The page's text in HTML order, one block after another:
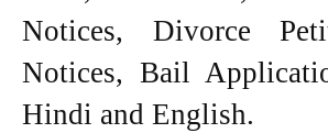
Notices, Divorce
Notices, Bail
Hindi and English.